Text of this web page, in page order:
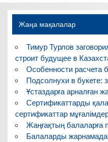
Жаңа мақалалар
Тимур Турлов
строит будущее в
Особенности расчета
Подсолнухи в букете:
Ұстаздарға арналған
Сертификаттарды
сертификаттар
Жаңғақтың балаларға
Балаларды